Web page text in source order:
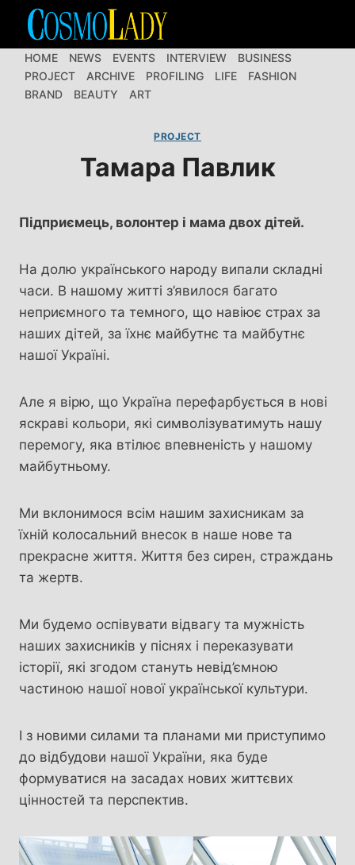
Перейти
вмістуHOME NEWS EVENTS INTERVIEW
BUSINESS
PROJECT
ARCHIVE PROFILING LIFE
FASHION
BRAND
BEAUTY ART
PROJECT
Тамара Павлик
Підприємець, волонтер і мама двох дітей.
На долю українського народу випали складні
часи. В нашому житті з’явилося багато
неприємного та темного, що навіює страх за
наших дітей, за їхнє майбутнє та майбутнє
нашої Україні.
Але я вірю, що Україна перефарбується в нові
яскраві кольори, які символізуватимуть нашу
перемогу, яка втілює впевненість у нашому
майбутньому.
Ми вклонимося всім нашим захисникам за
їхній колосальний внесок в наше нове та
прекрасне життя. Життя без сирен, страждань
та жертв.
Ми будемо оспівувати відвагу та мужність
наших захисників у піснях і переказувати
історії, які згодом стануть невід’ємною
частиною нашої нової української культури.
І з новими силами та планами ми приступимо
до відбудови нашої України, яка буде
формуватися на засадах нових життєвих
цінностей та перспектив.